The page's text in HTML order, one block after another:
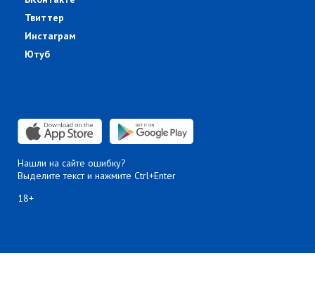
Твиттер
Инстаграм
Ютуб
Нашли на сайте ошибку?
Выделите текст и нажмите Ctrl+Enter
18+